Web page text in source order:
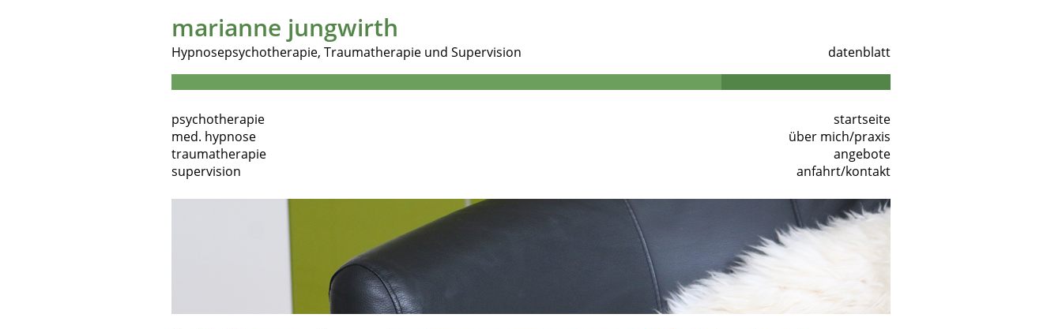
marianne jungwirth
Hypnosepsychotherapie, Traumatherapie und Supervision datenblatt
psychotherapie
med. hypnose
traumatherapie
supervision
startseite
über mich/praxis
angebote
anfahrt/kontakt